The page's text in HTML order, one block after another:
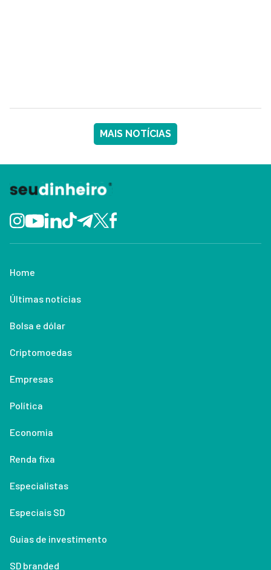
MAIS NOTÍCIAS
Home
Últimas notícias
Bolsa e dólar
Criptomoedas
Empresas
Política
Economia
Renda fixa
Especialistas
Especiais SD
Guias de investimento
SD branded